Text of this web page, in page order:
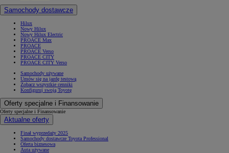
Samochody dostawcze
Hilux
Nowy Hilux
Nowy Hilux Electric
PROACE Max
PROACE
PROACE Verso
PROACE CITY
PROACE CITY Verso
Samochody używane
Umów się na jazdę testową
Zobacz wszystkie cenniki
Konfiguruj swoją Toyotę
Oferty specjalne i Finansowanie
Oferty specjalne i Finansowanie
Aktualne oferty
Finał wyprzedaży 2025
Samochody dostawcze Toyota Professional
Oferta biznesowa
Auta używane